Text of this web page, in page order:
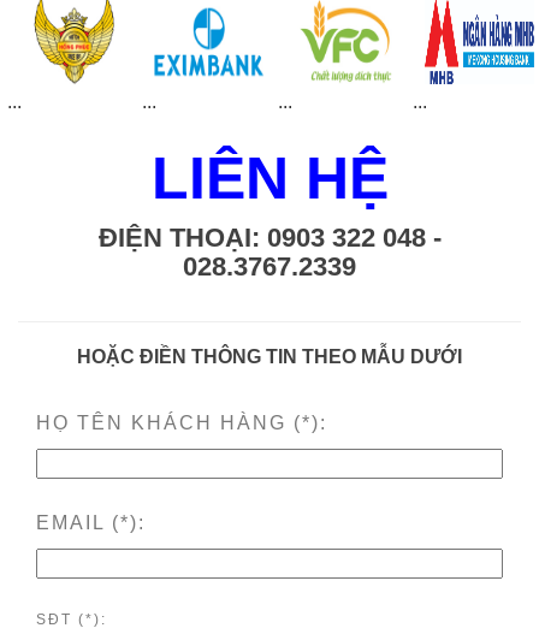
... ... ... ...
LIÊN HỆ
ĐIỆN THOẠI: 0903 322 048 -
028.3767.2339
HOẶC ĐIỀN THÔNG TIN THEO MẪU DƯỚI
HỌ TÊN KHÁCH HÀNG (*):
EMAIL (*):
SĐT (*):